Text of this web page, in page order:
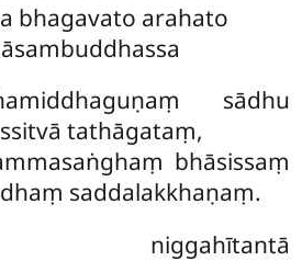
bhagavato arahato
sādhu
tathāgataṃ,
bhāsissaṃ
saddalakkhaṇaṃ.
niggahītantā